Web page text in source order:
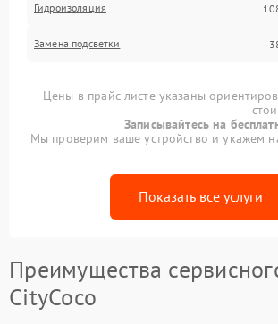
Гидроизоляция
Замена подсветки
Цены в прайс-листе указаны
Записывайтесь на
Мы проверим ваше устройство и укажем
Показать все услуги
Преимущества
CityCoco